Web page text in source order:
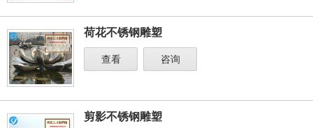
荷花不锈钢雕塑
查看 咨询
剪影不锈钢雕塑